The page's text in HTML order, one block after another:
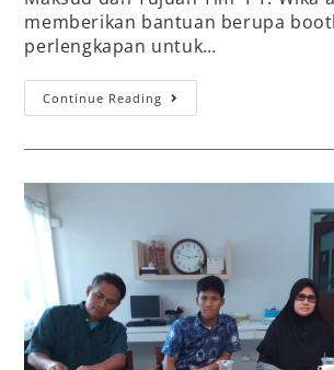
memberikan bantuan berupa
perlengkapan untuk…
Continue Reading